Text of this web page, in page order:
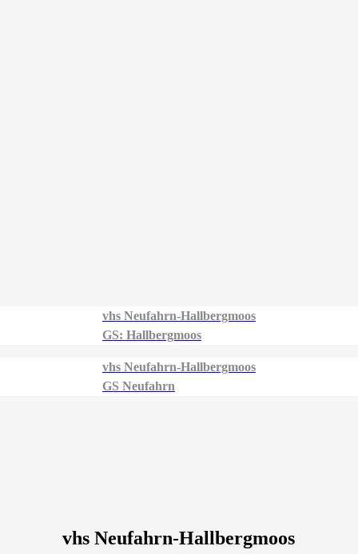
vhs Neufahrn-Hallbergmoos
GS: Hallbergmoos
vhs Neufahrn-Hallbergmoos
GS Neufahrn
vhs Neufahrn-Hallbergmoos